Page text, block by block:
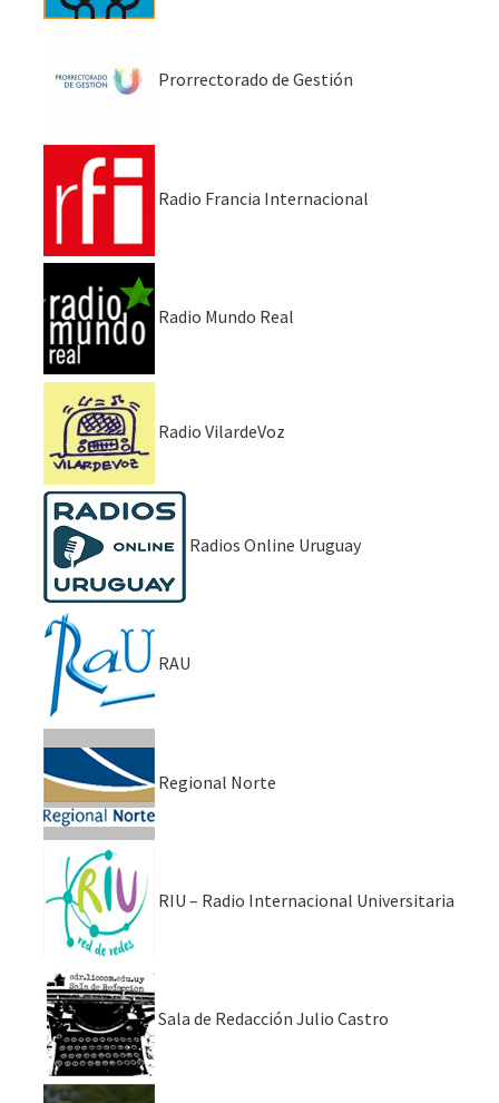
Prorrectorado de Gestión
Radio Francia Internacional
Radio Mundo Real
Radio VilardeVoz
Radios Online Uruguay
RAU
Regional Norte
RIU – Radio Internacional Universitaria
Sala de Redacción Julio Castro